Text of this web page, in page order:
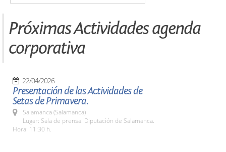
Próximas Actividades agenda
corporativa
22/04/2026
Presentación de las Actividades de
Setas de Primavera.
Salamanca (Salamanca)
Lugar: Sala de prensa. Diputación de Salamanca.
Hora: 11:30 h.